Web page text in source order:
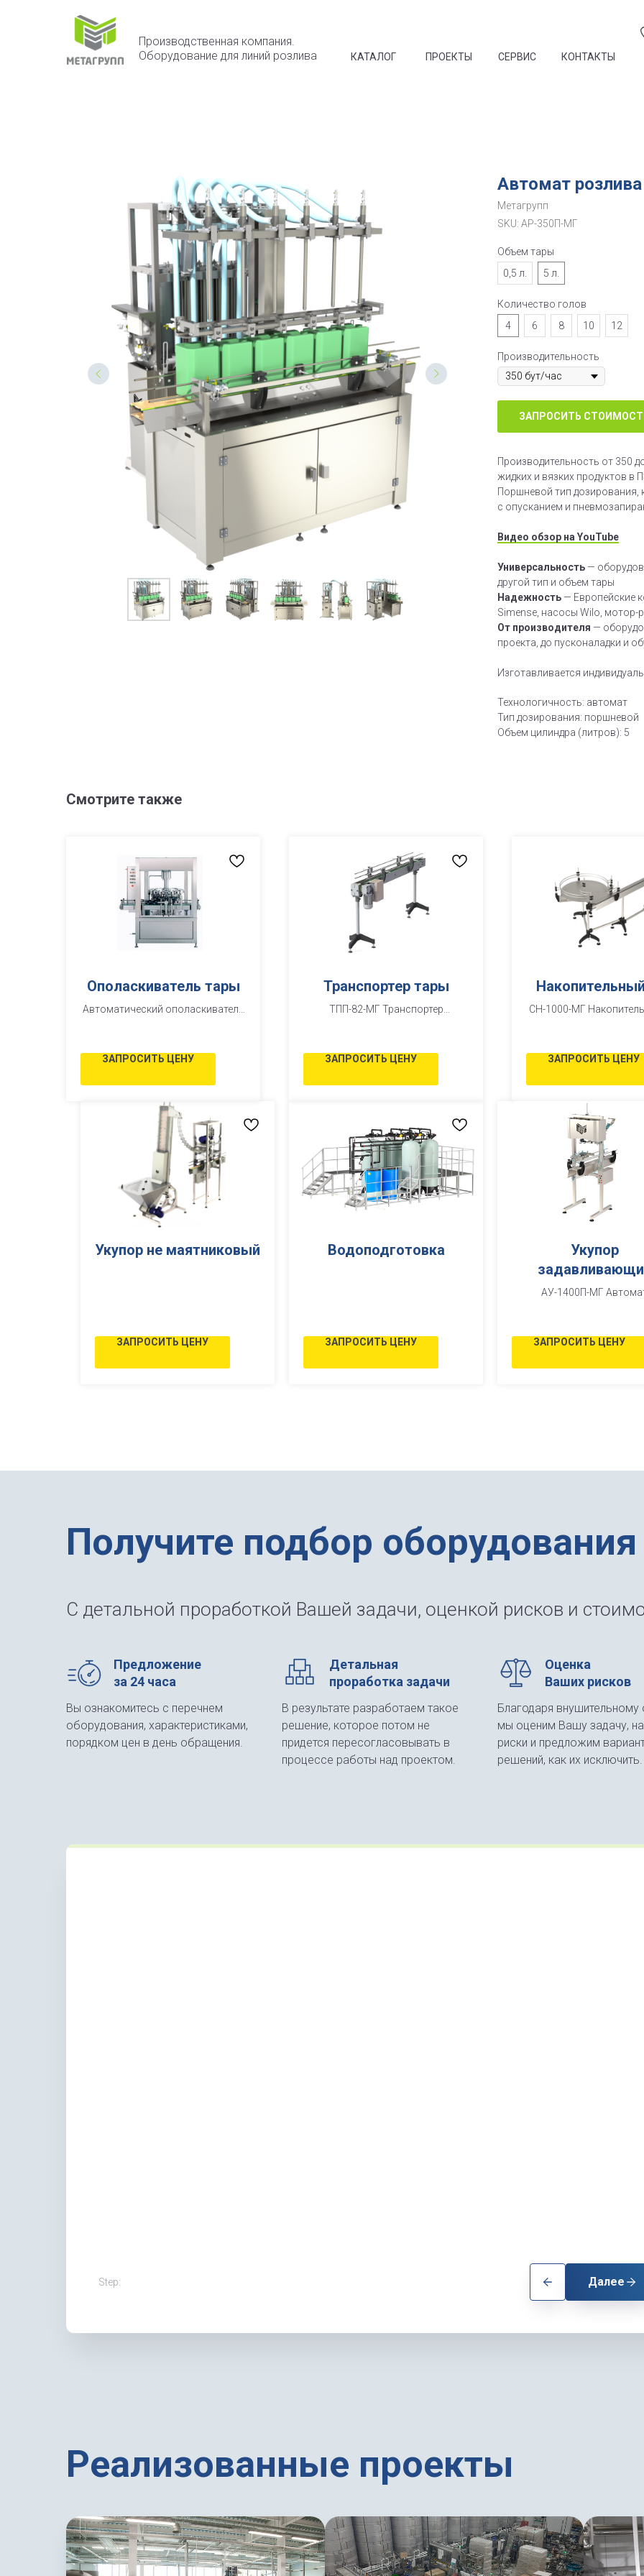
Производственная компания.
Оборудование для линий розлива
КАТАЛОГ ПРОЕКТЫ СЕРВИС КОНТАКТЫ
Автомат
Метагрупп
SKU: АР-350П-МГ
Объем тары
0,5 л.
5 л.
Количество голов
4
6 8 10 12
Производительность
ЗАПРОСИТЬ
Производительность от 350
жидких и вязких продуктов в
Поршневой тип дозирования,
с опусканием и
Видео обзор на YouTube
Универсальность —
другой тип и объем тары
Надежность — Европейские
Simense, насосы Wilo, мотор-
От производителя —
проекта, до пусконаладки и
Изготавливается
Технологичность: автомат
Тип дозирования: поршневой
Объем цилиндра (литров): 5
Смотрите также
Ополаскиватель тары
Автоматический ополаскиватель
ЗАПРОСИТЬ ЦЕНУ
Транспортер тары
ТПП-82-МГ Транспортер
ЗАПРОСИТЬ ЦЕНУ
СН-1000-МГ
ЗАПРОСИТЬ ЦЕНУ
Укупор не маятниковый
ЗАПРОСИТЬ ЦЕНУ
Водоподготовка
ЗАПРОСИТЬ ЦЕНУ
Укупор
АУ-1400П-МГ
ЗАПРОСИТЬ ЦЕНУ
Получите подбор оборудования
С детальной проработкой Вашей задачи, оценкой рисков и
Предложение
за 24 часа
Вы ознакомитесь с перечнем
оборудования, характеристиками,
порядком цен в день обращения.
Детальная
проработка задачи
В результате разработаем такое
решение, которое потом не
придется пересогласовывать в
процессе работы над проектом.
Оценка
Ваших рисков
Благодаря внушительному
мы оценим Вашу задачу,
риски и предложим
решений, как их исключить.
Step: Далее
Реализованные проекты